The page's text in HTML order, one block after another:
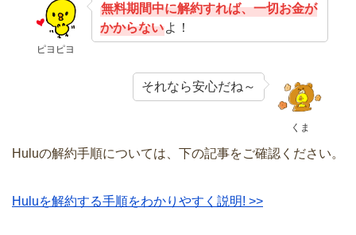
ピヨピヨ
無料期間中に解約すれば、一切お金が
かからないよ！
くま
それなら安心だね～
Huluの解約手順については、下の記事をご確認ください。
Huluを解約する手順をわかりやすく説明! >>